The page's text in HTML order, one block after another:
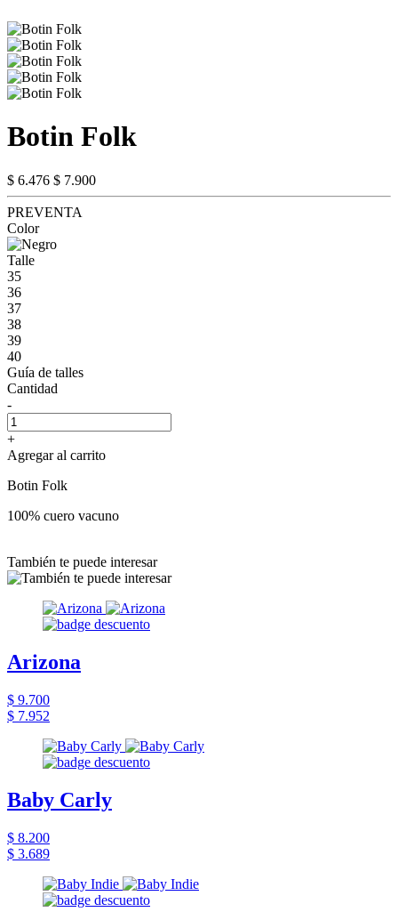
Botin Folk
$ 6.476 $ 7.900
PREVENTA
Color
Talle
35
36
37
38
39
40
Guía de talles
Cantidad
-
+
Agregar al carrito
Botin Folk
100% cuero vacuno
También te puede interesar
Arizona
$ 9.700
$ 7.952
Baby Carly
$ 8.200
$ 3.689